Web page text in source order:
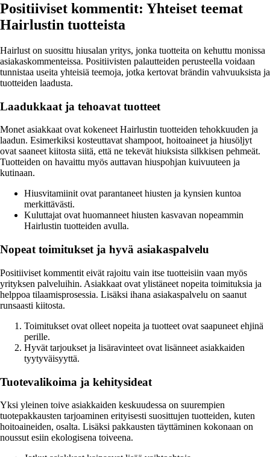
Positiiviset kommentit: Yhteiset teemat
Hairlustin tuotteista
Hairlust on suosittu hiusalan yritys, jonka tuotteita on kehuttu monissa
asiakaskommenteissa. Positiivisten palautteiden perusteella voidaan
tunnistaa useita yhteisiä teemoja, jotka kertovat brändin vahvuuksista ja
tuotteiden laadusta.
Laadukkaat ja tehoavat tuotteet
Monet asiakkaat ovat kokeneet Hairlustin tuotteiden tehokkuuden ja
laadun. Esimerkiksi kosteuttavat shampoot, hoitoaineet ja hiusöljyt
ovat saaneet kiitosta siitä, että ne tekevät hiuksista silkkisen pehmeät.
Tuotteiden on havaittu myös auttavan hiuspohjan kuivuuteen ja
kutinaan.
Hiusvitamiinit ovat parantaneet hiusten ja kynsien kuntoa
merkittävästi.
Kuluttajat ovat huomanneet hiusten kasvavan nopeammin
Hairlustin tuotteiden avulla.
Nopeat toimitukset ja hyvä asiakaspalvelu
Positiiviset kommentit eivät rajoitu vain itse tuotteisiin vaan myös
yrityksen palveluihin. Asiakkaat ovat ylistäneet nopeita toimituksia ja
helppoa tilaamisprosessia. Lisäksi ihana asiakaspalvelu on saanut
runsaasti kiitosta.
Toimitukset ovat olleet nopeita ja tuotteet ovat saapuneet ehjinä
perille.
Hyvät tarjoukset ja lisäravinteet ovat lisänneet asiakkaiden
tyytyväisyyttä.
Tuotevalikoima ja kehitysideat
Yksi yleinen toive asiakkaiden keskuudessa on suurempien
tuotepakkausten tarjoaminen erityisesti suosittujen tuotteiden, kuten
hoitoaineiden, osalta. Lisäksi pakkausten täyttäminen kokonaan on
noussut esiin ekologisena toiveena.